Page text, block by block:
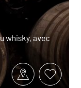
whisky, avec